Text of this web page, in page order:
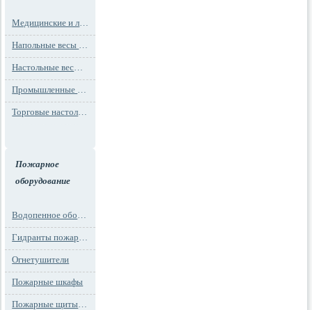
Медицинские и лабораторные весы
Напольные весы MAX до 1000 кг (до 1 т)
Настольные весы для фасовки MAX до 30 кг
Промышленные весы (до 100 тонн)
Торговые настольные весы MAX до 30 кг
Пожарное
оборудование
Водопенное оборудование
Гидранты пожарные и подставки
Огнетушители
Пожарные шкафы
Пожарные щиты и стенды